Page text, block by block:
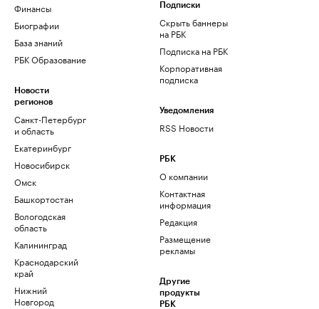
Финансы
Биографии
База знаний
РБК Образование
Новости
регионов
Санкт-Петербург
и область
Екатеринбург
Новосибирск
Омск
Башкортостан
Вологодская
область
Калининград
Краснодарский
край
Нижний
Новгород
Подписки
Скрыть баннеры
на РБК
Подписка на РБК
Корпоративная
подписка
Уведомления
RSS Новости
РБК
О компании
Контактная
информация
Редакция
Размещение
рекламы
Другие
продукты
РБК